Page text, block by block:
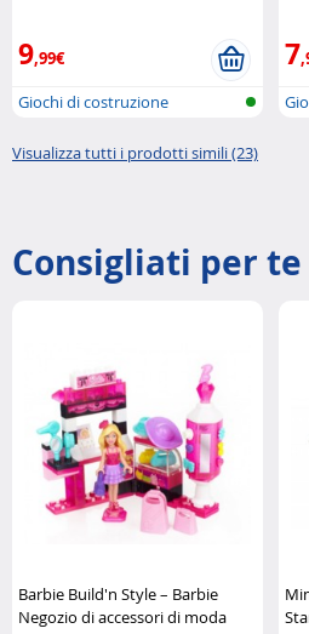
9,99€
Giochi di costruzione
7
Visualizza tutti i prodotti simili (23)
Consigliati per te
Barbie Build'n Style – Barbie
Negozio di accessori di moda